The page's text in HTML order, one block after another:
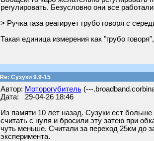
регулировать. Безусловно они все
> Ручка газа реагирует грубо говоря с
Такая единица измерения как "грубо
Re: Сузуки 9.9-15
Автор: Моторогубитель(---
Дата: 29-04-26 18:46
Из памяти 10 лет назад. Сузуки ест
считать с нуля и бросили эту затею при
чуть меньше. Считали за переход 25км до
эксперимента.